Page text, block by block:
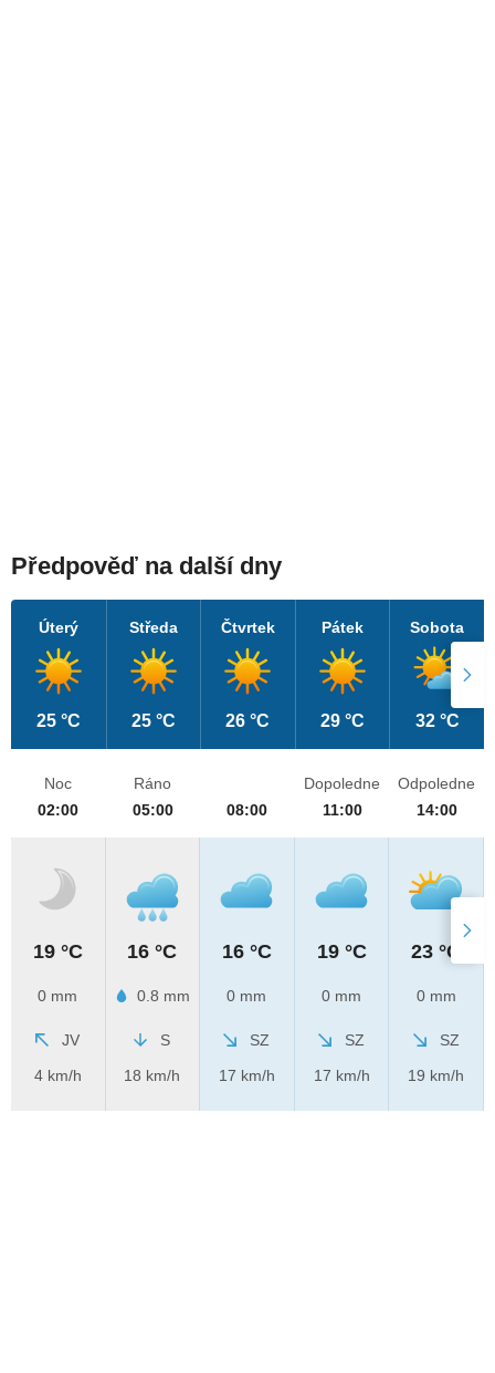
Předpověď na další dny
Úterý
25 °C
Středa
25 °C
Čtvrtek
26 °C
Pátek
29 °C
Sobota
32 °C
Noc
02:00
19 °C
0 mm
JV
4 km/h
Ráno
05:00
16 °C
0.8 mm
S
18 km/h
08:00
16 °C
0 mm
SZ
17 km/h
Dopoledne
11:00
19 °C
0 mm
SZ
17 km/h
Odpoledne
14:00
23 °C
0 mm
SZ
19 km/h